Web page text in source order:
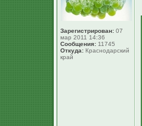
Зарегистрирован: 07
мар 2011 14:36
Сообщения: 11745
Откуда: Краснодарский
край